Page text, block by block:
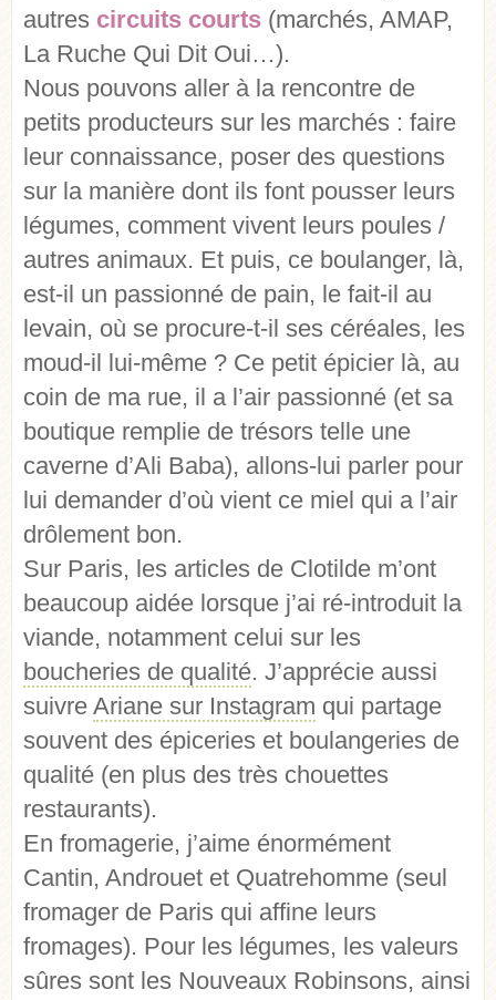
autres circuits courts (marchés, AMAP,
La Ruche Qui Dit Oui…).
Nous pouvons aller à la rencontre de
petits producteurs sur les marchés : faire
leur connaissance, poser des questions
sur la manière dont ils font pousser leurs
légumes, comment vivent leurs poules /
autres animaux. Et puis, ce boulanger, là,
est-il un passionné de pain, le fait-il au
levain, où se procure-t-il ses céréales, les
moud-il lui-même ? Ce petit épicier là, au
coin de ma rue, il a l’air passionné (et sa
boutique remplie de trésors telle une
caverne d’Ali Baba), allons-lui parler pour
lui demander d’où vient ce miel qui a l’air
drôlement bon.
Sur Paris, les articles de Clotilde m’ont
beaucoup aidée lorsque j’ai ré-introduit la
viande, notamment celui sur les
boucheries de qualité. J’apprécie aussi
suivre Ariane sur Instagram qui partage
souvent des épiceries et boulangeries de
qualité (en plus des très chouettes
restaurants).
En fromagerie, j’aime énormément
Cantin, Androuet et Quatrehomme (seul
fromager de Paris qui affine leurs
fromages). Pour les légumes, les valeurs
sûres sont les Nouveaux Robinsons, ainsi